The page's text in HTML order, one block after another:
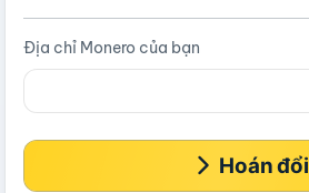
Địa chỉ Monero của bạn
Hoán đổi